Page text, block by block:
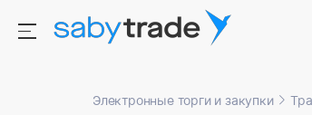
Электронные торги и закупки